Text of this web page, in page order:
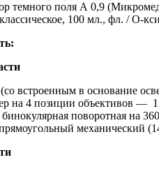
темного поля А 0,9
100 мл., фл. / О-
встроенным в основание
на 4 позиции объективов —
поворотная на
механический